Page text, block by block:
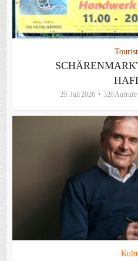
29. Juli 2026 320 Aufrufe